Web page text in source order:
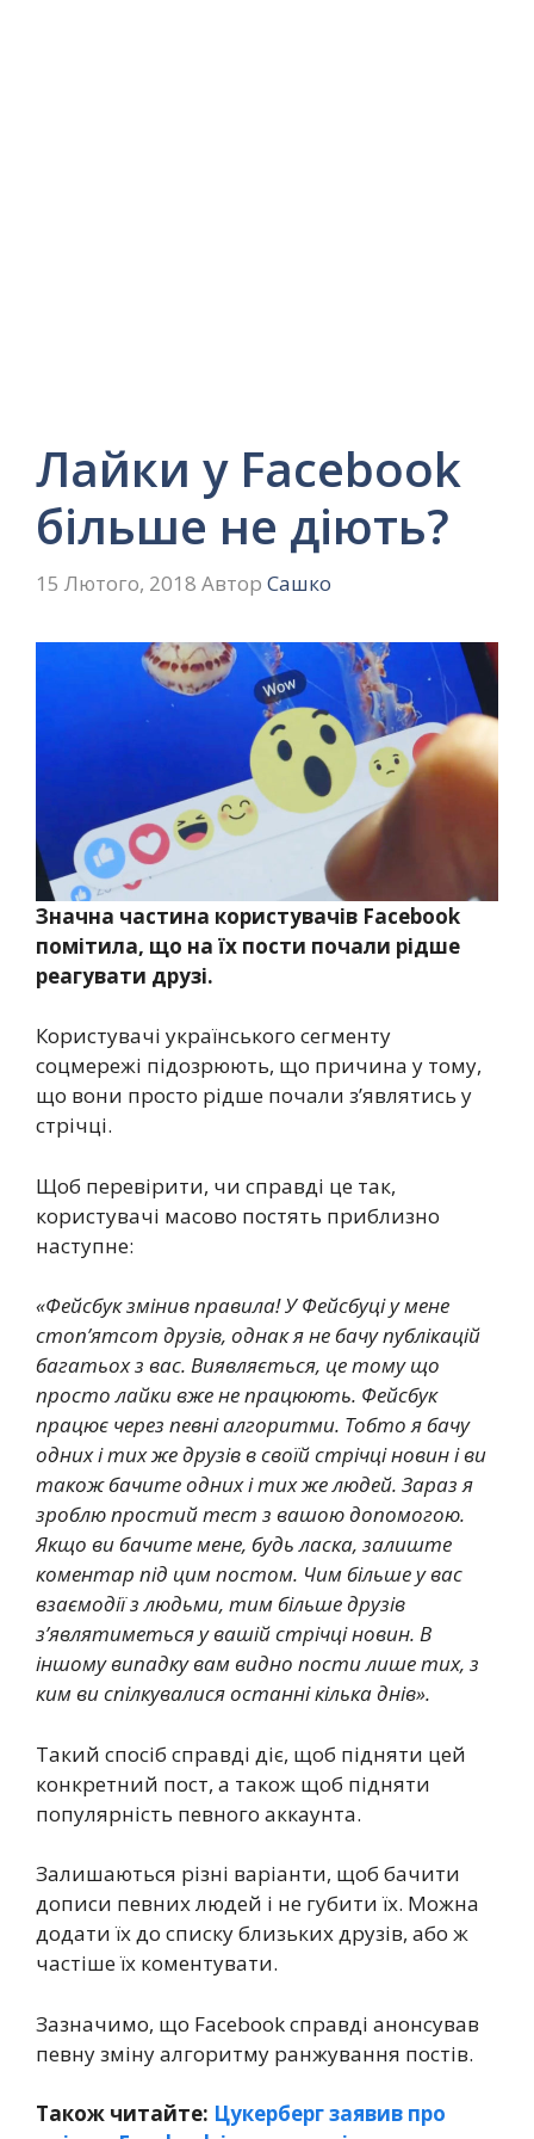
Лайки у Facebook
більше не діють?
15 Лютого, 2018 Автор Сашко
Значна частина користувачів Facebook
помітила, що на їх пости почали рідше
реагувати друзі.
Користувачі українського сегменту
соцмережі підозрюють, що причина у тому,
що вони просто рідше почали з’являтись у
стрічці.
Щоб перевірити, чи справді це так,
користувачі масово постять приблизно
наступне:
«Фейсбук змінив правила! У Фейсбуці у мене
стоп’ятсот друзів, однак я не бачу публікацій
багатьох з вас. Виявляється, це тому що
просто лайки вже не працюють. Фейсбук
працює через певні алгоритми. Тобто я бачу
одних і тих же друзів в своїй стрічці новин і ви
також бачите одних і тих же людей. Зараз я
зроблю простий тест з вашою допомогою.
Якщо ви бачите мене, будь ласка, залиште
коментар під цим постом. Чим більше у вас
взаємодії з людьми, тим більше друзів
з’являтиметься у вашій стрічці новин. В
іншому випадку вам видно пости лише тих, з
ким ви спілкувалися останні кілька днів».
Такий спосіб справді діє, щоб підняти цей
конкретний пост, а також щоб підняти
популярність певного аккаунта.
Залишаються різні варіанти, щоб бачити
дописи певних людей і не губити їх. Можна
додати їх до списку близьких друзів, або ж
частіше їх коментувати.
Зазначимо, що Facebook справді анонсував
певну зміну алгоритму ранжування постів.
Також читайте: Цукерберг заявив про